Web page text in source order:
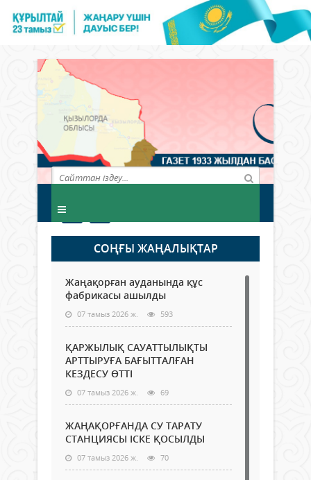
СОҢҒЫ ЖАҢАЛЫҚТАР
Жаңақорған ауданында құс
фабрикасы ашылды
07 тамыз 2026 ж. 593
ҚАРЖЫЛЫҚ САУАТТЫЛЫҚТЫ
АРТТЫРУҒА БАҒЫТТАЛҒАН
КЕЗДЕСУ ӨТТІ
07 тамыз 2026 ж. 69
ЖАҢАҚОРҒАНДА СУ ТАРАТУ
СТАНЦИЯСЫ ІСКЕ ҚОСЫЛДЫ
07 тамыз 2026 ж. 70